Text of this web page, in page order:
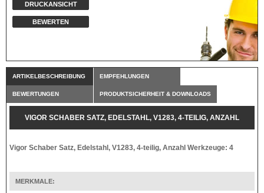
DRUCKANSICHT
BEWERTEN
ARTIKELBESCHREIBUNG EMPFEHLUNGEN
BEWERTUNGEN PRODUKTSICHERHEIT & DOWNLOADS
VIGOR SCHABER SATZ, EDELSTAHL, V1283, 4-TEILIG, ANZAHL
Vigor Schaber Satz, Edelstahl, V1283, 4-teilig, Anzahl Werkzeuge: 4
MERKMALE: